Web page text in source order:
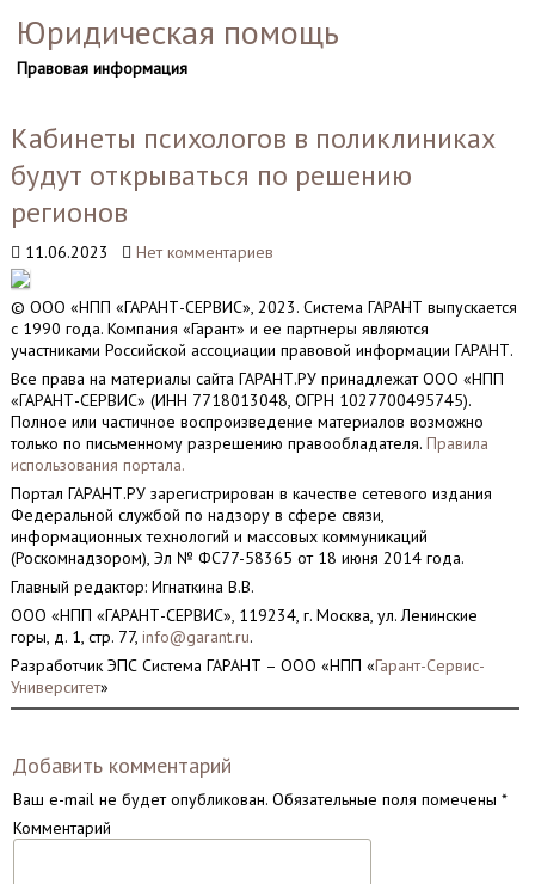
Юридическая помощь
Правовая информация
Кабинеты психологов в поликлиниках
будут открываться по решению
регионов
11.06.2023 Нет комментариев
© ООО «НПП «ГАРАНТ-СЕРВИС», 2023. Система ГАРАНТ выпускается
с 1990 года. Компания «Гарант» и ее партнеры являются
участниками Российской ассоциации правовой информации ГАРАНТ.
Все права на материалы сайта ГАРАНТ.РУ принадлежат ООО «НПП
«ГАРАНТ-СЕРВИС» (ИНН 7718013048, ОГРН 1027700495745).
Полное или частичное воспроизведение материалов возможно
только по письменному разрешению правообладателя. Правила
использования портала.
Портал ГАРАНТ.РУ зарегистрирован в качестве сетевого издания
Федеральной службой по надзору в сфере связи,
информационных технологий и массовых коммуникаций
(Роскомнадзором), Эл № ФС77-58365 от 18 июня 2014 года.
Главный редактор: Игнаткина В.В.
ООО «НПП «ГАРАНТ-СЕРВИС», 119234, г. Москва, ул. Ленинские
горы, д. 1, стр. 77, info@garant.ru.
Разработчик ЭПС Система ГАРАНТ – ООО «НПП «Гарант-Сервис-
Университет»
Добавить комментарий
Ваш e-mail не будет опубликован.Обязательные поля помечены *
Комментарий